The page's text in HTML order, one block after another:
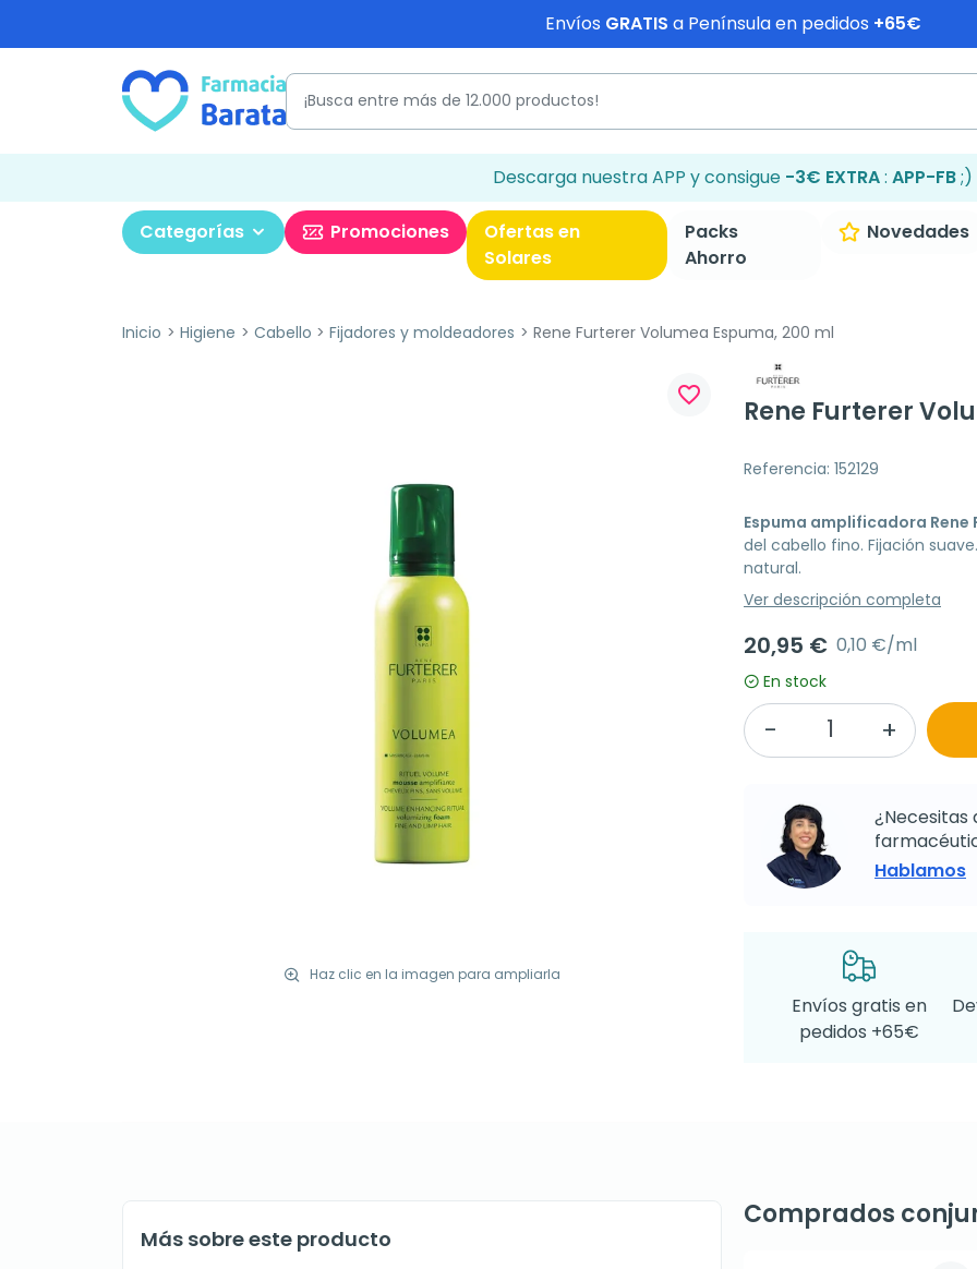
Envíos GRATIS a Península en pedidos +65€
Descarga nuestra APP y consigue -3€ EXTRA: APP-FB;)
Categorías Promociones
Ofertas en
Solares
Packs
Ahorro
Novedades
Inicio Higiene Cabello Fijadores y moldeadores Rene Furterer Volumea Espuma, 200 ml
Haz clic en la imagen para ampliarla
favorite_border
Rene Furterer
Referencia: 152129
Espuma amplificadora Rene
del cabello fino. Fijación
natural.
Ver descripción completa
20,95 € 0,10 €/ml
En stock
¿Necesitas
Hablamos
Envíos gratis en
pedidos +65€
Más sobre este producto
Comprados